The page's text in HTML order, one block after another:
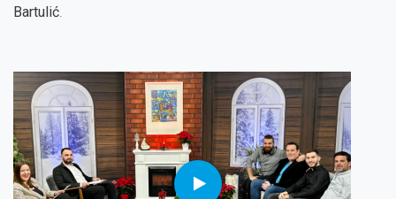
Bartulić